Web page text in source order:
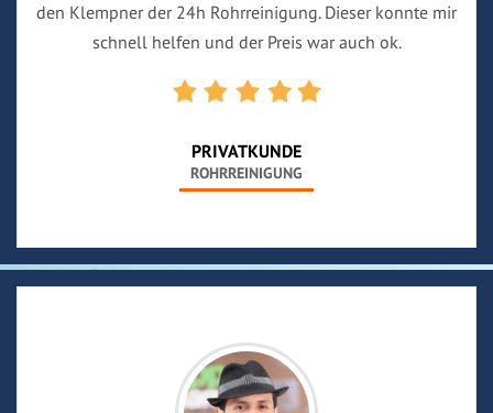
den Klempner der 24h Rohrreinigung. Dieser konnte mir
schnell helfen und der Preis war auch ok.
PRIVATKUNDE
ROHRREINIGUNG